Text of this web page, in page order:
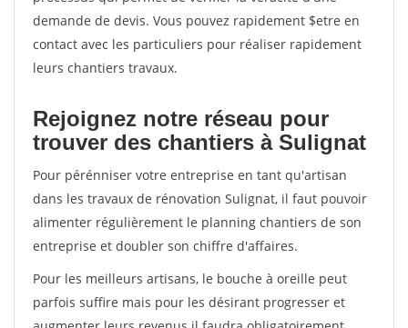
demande de devis. Vous pouvez rapidement $etre en
contact avec les particuliers pour réaliser rapidement
leurs chantiers travaux.
Rejoignez notre réseau pour
trouver des chantiers à Sulignat
Pour pérénniser votre entreprise en tant qu'artisan
dans les travaux de rénovation Sulignat, il faut pouvoir
alimenter régulièrement le planning chantiers de son
entreprise et doubler son chiffre d'affaires.
Pour les meilleurs artisans, le bouche à oreille peut
parfois suffire mais pour les désirant progresser et